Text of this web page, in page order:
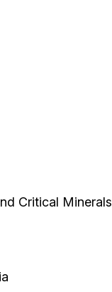
Critical Minerals